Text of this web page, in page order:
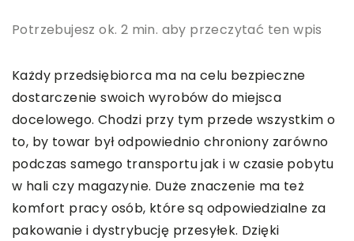
Potrzebujesz ok. 2 min. aby przeczytać ten wpis
Każdy przedsiębiorca ma na celu bezpieczne
dostarczenie swoich wyrobów do miejsca
docelowego. Chodzi przy tym przede wszystkim o
to, by towar był odpowiednio chroniony zarówno
podczas samego transportu jak i w czasie pobytu
w hali czy magazynie. Duże znaczenie ma też
komfort pracy osób, które są odpowiedzialne za
pakowanie i dystrybucję przesyłek. Dzięki